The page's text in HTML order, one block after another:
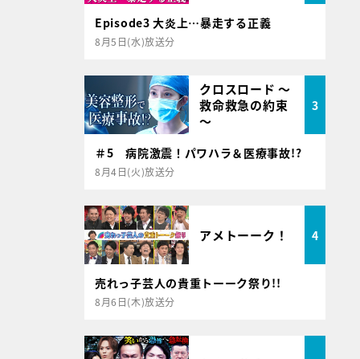
Episode3 大炎上…暴走する正義
8月5日(水)放送分
クロスロード ～
救命救急の約束
～
3
＃5 病院激震！パワハラ＆医療事故!?
8月4日(火)放送分
アメトーーク！ 4
売れっ子芸人の貴重トーーク祭り!!
8月6日(木)放送分